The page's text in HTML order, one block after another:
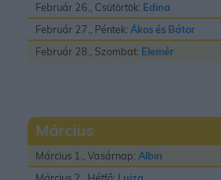
Február 26., Csütörtök: Edina
Február 27., Péntek: Ákos és Bátor
Február 28., Szombat: Elemér
Március
Március 1., Vasárnap: Albin